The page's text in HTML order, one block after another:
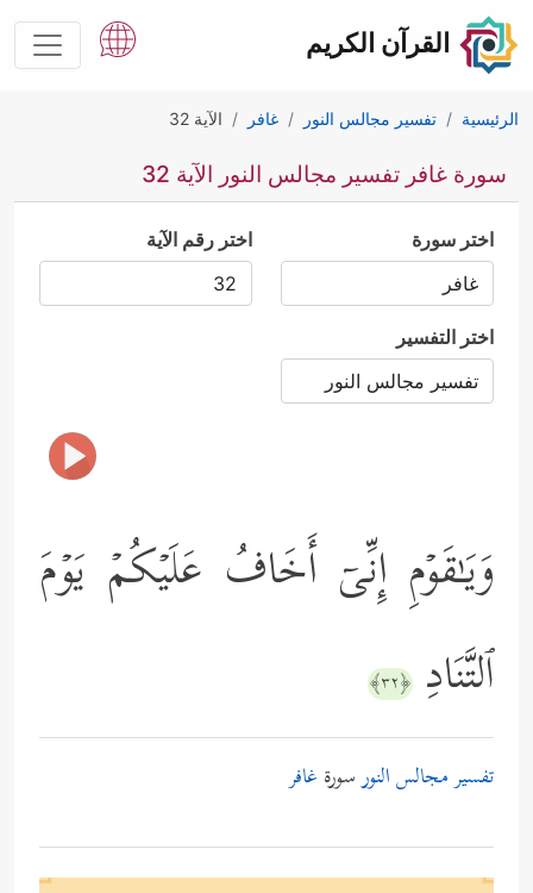
القرآن الكريم
الرئيسية تفسير مجالس النور غافر الآية 32
سورة غافر تفسير مجالس النور الآية 32
اختر سورة اختر رقم الآية
اختر التفسير
وَیَـٰقَوۡمِ إِنِّیۤ أَخَافُ عَلَیۡكُمۡ یَوۡمَ
ٱلتَّنَادِ ﴿٣٢﴾
تفسير مجالس النورسورة غافر